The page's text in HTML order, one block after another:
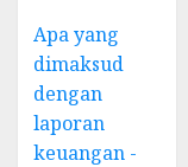
Apa yang
dimaksud
dengan
laporan
keuangan -